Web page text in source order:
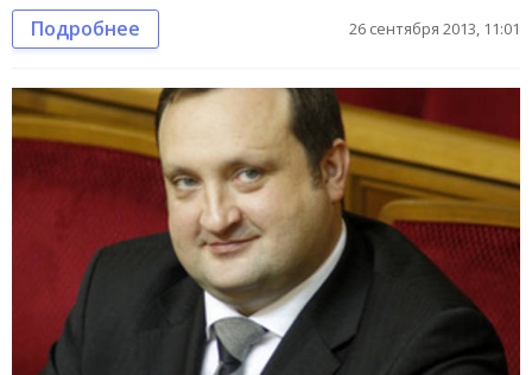
Подробнее 26 сентября 2013, 11:01